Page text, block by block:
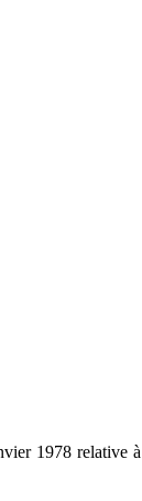
1978 relative à